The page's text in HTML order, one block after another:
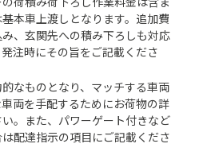
本車上渡しとなります。追加費
、玄関先への積み下ろしも対応
注時にその旨をご記載くださ
なものとなり、マッチする車両
両を手配するためにお荷物の詳
。また、パワーゲート付きなど
配達指示の項目にご記載くださ